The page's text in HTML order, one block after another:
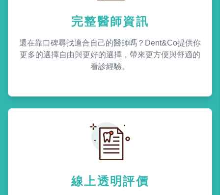
完整醫師資訊
還在靠口碑尋找適合自己的醫師嗎？Dent&Co提供你
更多的選擇自由與更好的選擇，帶來更方便與舒適的
看診經驗。
線上透明評價